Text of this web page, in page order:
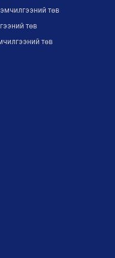
төв
төв
төв